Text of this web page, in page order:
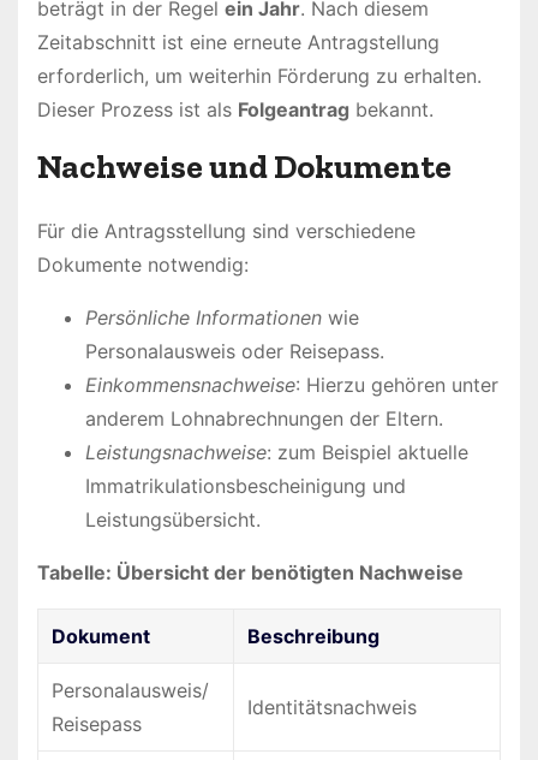
beträgt in der Regel ein Jahr. Nach diesem
Zeitabschnitt ist eine erneute Antragstellung
erforderlich, um weiterhin Förderung zu erhalten.
Dieser Prozess ist als Folgeantrag bekannt.
Nachweise und Dokumente
Für die Antragsstellung sind verschiedene
Dokumente notwendig:
Persönliche Informationen wie
Personalausweis oder Reisepass.
Einkommensnachweise: Hierzu gehören unter
anderem Lohnabrechnungen der Eltern.
Leistungsnachweise: zum Beispiel aktuelle
Immatrikulationsbescheinigung und
Leistungsübersicht.
Tabelle: Übersicht der benötigten Nachweise
Dokument Beschreibung
Personalausweis/
Reisepass
Identitätsnachweis